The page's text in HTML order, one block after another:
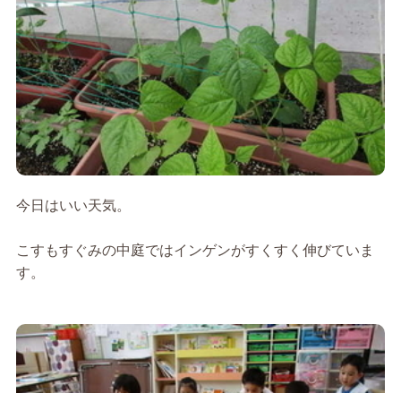
今日はいい天気。
こすもすぐみの中庭ではインゲンがすくすく伸びていま
す。